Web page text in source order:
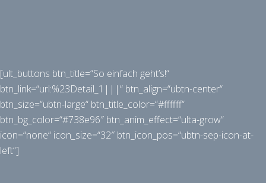
[ult_buttons btn_title=“So einfach geht’s!“
btn_link=“url:%23Detail_1|||“ btn_align=“ubtn-center“
btn_size=“ubtn-large“ btn_title_color=“#ffffff“
btn_bg_color=“#738e96″ btn_anim_effect=“ulta-grow“
icon=“none“ icon_size=“32″ btn_icon_pos=“ubtn-sep-icon-at-
left“]